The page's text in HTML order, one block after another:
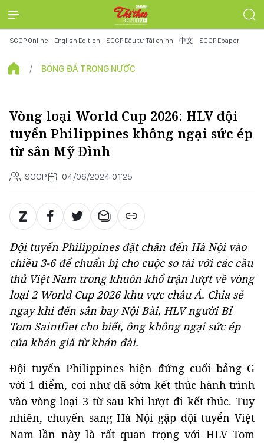
SGGP Online English Edition SGGP Đầu tư Tài chính 中文 SGGP Epaper
BÓNG ĐÁ TRONG NƯỚC
Vòng loại World Cup 2026: HLV đội
tuyển Philippines không ngại sức ép
từ sân Mỹ Đình
SGGP 04/06/2024 01:25
Đội tuyển Philippines đặt chân đến Hà Nội vào
chiều 3-6 để chuẩn bị cho cuộc so tài với các cầu
thủ Việt Nam trong khuôn khổ trận lượt về vòng
loại 2 World Cup 2026 khu vực châu Á. Chia sẻ
ngay khi đến sân bay Nội Bài, HLV người Bỉ
Tom Saintfiet cho biết, ông không ngại sức ép
của khán giả từ khán đài.
Đội tuyển Philippines hiện đứng cuối bảng G
với 1 điểm, coi như đã sớm kết thúc hành trình
vào vòng loại 3 từ sau khi lượt đi kết thúc. Tuy
nhiên, chuyến sang Hà Nội gặp đội tuyển Việt
Nam lần này là rất quan trọng với HLV Tom